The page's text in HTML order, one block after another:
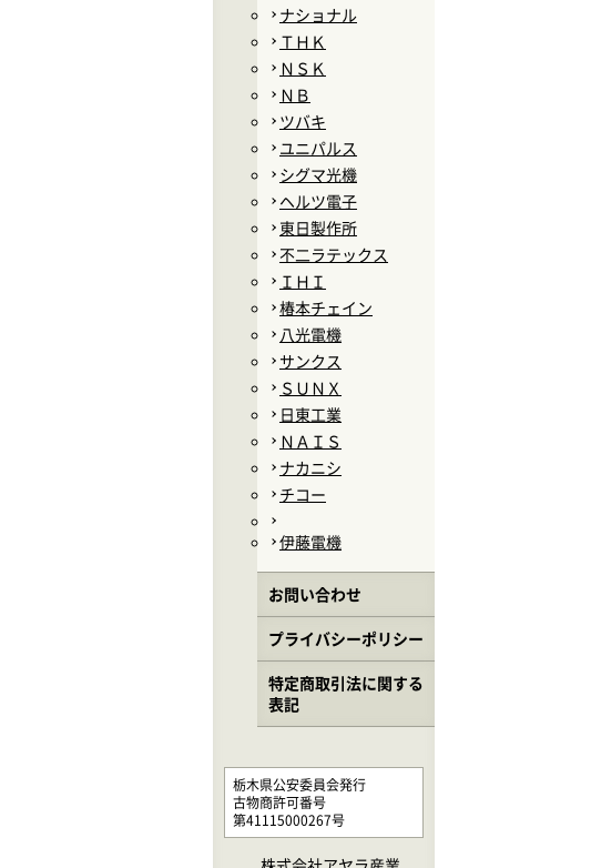
ナショナル
ＴＨＫ
ＮＳＫ
ＮＢ
ツバキ
ユニパルス
シグマ光機
ヘルツ電子
東日製作所
不二ラテックス
ＩＨＩ
椿本チェイン
八光電機
サンクス
ＳＵＮＸ
日東工業
ＮＡＩＳ
ナカニシ
チコー
伊藤電機
お問い合わせ
プライバシーポリシー
特定商取引法に関する
表記
栃木県公安委員会発行
古物商許可番号
第41115000267号